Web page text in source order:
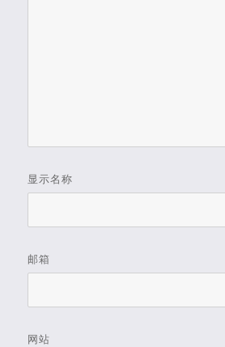
显示名称
邮箱
网站